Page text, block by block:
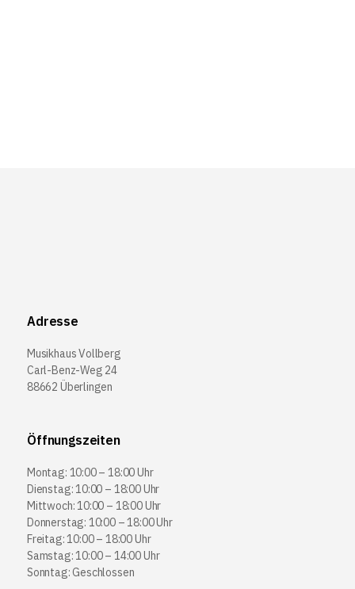
Adresse
Musikhaus Vollberg
Carl-Benz-Weg 24
88662 Überlingen
Öffnungszeiten
Montag: 10:00 – 18:00 Uhr
Dienstag: 10:00 – 18:00 Uhr
Mittwoch: 10:00 – 18:00 Uhr
Donnerstag: 10:00 – 18:00 Uhr
Freitag: 10:00 – 18:00 Uhr
Samstag: 10:00 – 14:00 Uhr
Sonntag: Geschlossen